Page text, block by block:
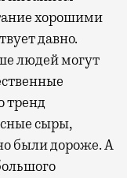
хорошими
давно.
людей могут
тренд
сыры,
были дороже. А